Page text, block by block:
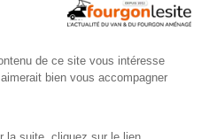
VOUS !
de vans
partout en France !